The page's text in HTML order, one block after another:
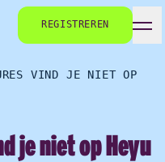
REGISTREREN
VIND JE NIET OP
je niet op Heyu